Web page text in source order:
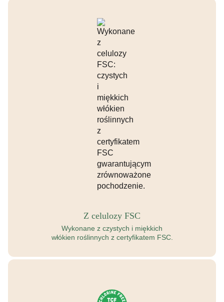
Z celulozy FSC
Wykonane z czystych i miękkich
włókien roślinnych z certyfikatem FSC.